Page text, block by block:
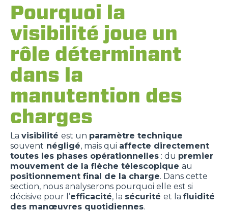
Pourquoi la
visibilité joue un
rôle déterminant
dans la
manutention des
charges
La visibilité est un paramètre technique
souvent négligé, mais qui affecte directement
toutes les phases opérationnelles : du premier
mouvement de la flèche télescopique au
positionnement final de la charge. Dans cette
section, nous analyserons pourquoi elle est si
décisive pour l’efficacité, la sécurité et la fluidité
des manœuvres quotidiennes.